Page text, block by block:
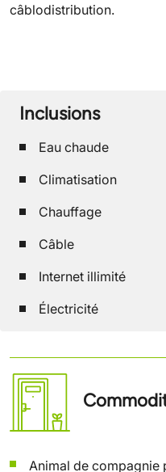
câblodistribution.
Inclusions
Eau chaude
Climatisation
Chauffage
Câble
Internet illimité
Électricité
Animal de compagnie